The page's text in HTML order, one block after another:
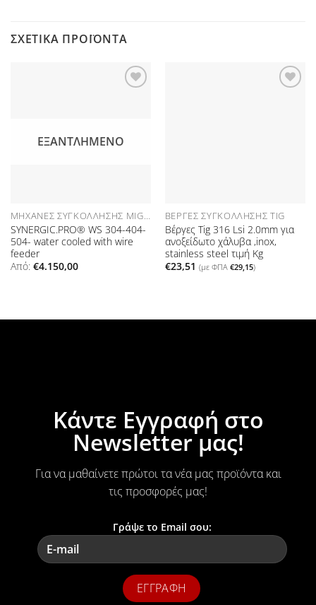
ΣΧΕΤΙΚΆ ΠΡΟΪΌΝΤΑ
ΕΞΑΝΤΛΗΜΈΝΟ
ΜΗΧΑΝΈΣ ΣΥΓΚΌΛΛΗΣΗΣ MIG/MAG (SYNERGIC MACHINES)
SYNERGIC.PRO® WS 304-404-
504- water cooled with wire
feeder
Από: €4.150,00
ΒΈΡΓΕΣ ΣΥΓΚΌΛΛΗΣΗΣ TIG
Βέργες Tig 316 Lsi 2.0mm για
ανοξείδωτο χάλυβα ,inox,
stainless steel τιμή Kg
€23,51 (με ΦΠΑ €29,15)
Κάντε Εγγραφή στο
Newsletter μας!
Για να μαθαίνετε πρώτοι τα νέα μας προϊόντα και
τις προσφορές μας!
Γράψε το Email σου: